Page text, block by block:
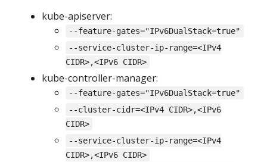
kube-apiserver:
--feature-gates="IPv6DualStack=true"
--service-cluster-ip-range=<IPv4
CIDR>,<IPv6 CIDR>
kube-controller-manager:
--feature-gates="IPv6DualStack=true"
--cluster-cidr=<IPv4 CIDR>,<IPv6
CIDR>
--service-cluster-ip-range=<IPv4
CIDR>,<IPv6 CIDR>